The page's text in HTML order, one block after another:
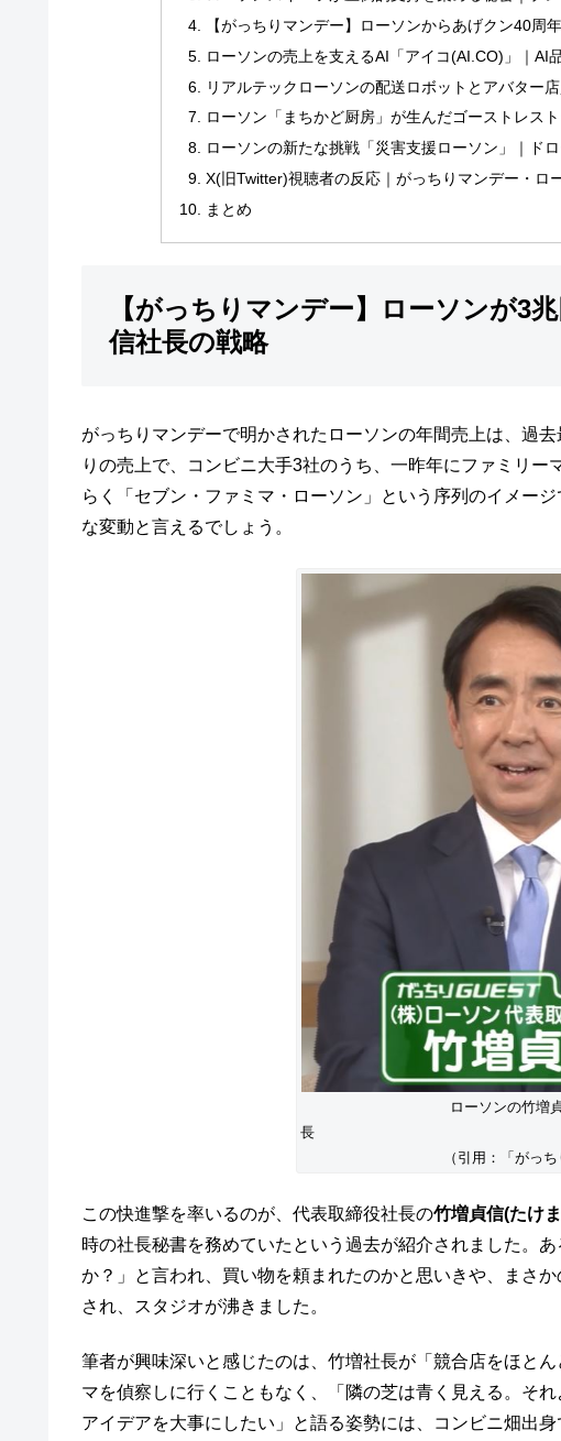
【がっちりマンデー】ローソンからあげクン40周
ローソンの売上を支えるAI「アイコ(AI.CO)」｜AI
リアルテックローソンの配送ロボットとアバター
ローソン「まちかど厨房」が生んだゴーストレス
ローソンの新たな挑戦「災害支援ローソン」｜ド
X(旧Twitter)視聴者の反応｜がっちりマンデー・ロ
まとめ
【がっちりマンデー】ローソンが3
信社長の戦略
がっちりマンデーで明かされたローソンの年間売上は、過去
りの売上で、コンビニ大手3社のうち、一昨年にファミリ
らく「セブン・ファミマ・ローソン」という序列のイメー
な変動と言えるでしょう。
ローソンの竹増
（引用：「がっちりマ
この快進撃を率いるのが、代表取締役社長の竹増貞信(たけ
時の社長秘書を務めていたという過去が紹介されました。
か？」と言われ、買い物を頼まれたのかと思いきや、まさ
され、スタジオが沸きました。
筆者が興味深いと感じたのは、竹増社長が「競合店をほと
マを偵察しに行くこともなく、「隣の芝は青く見える。そ
アイデアを大事にしたい」と語る姿勢には、コンビニ畑出